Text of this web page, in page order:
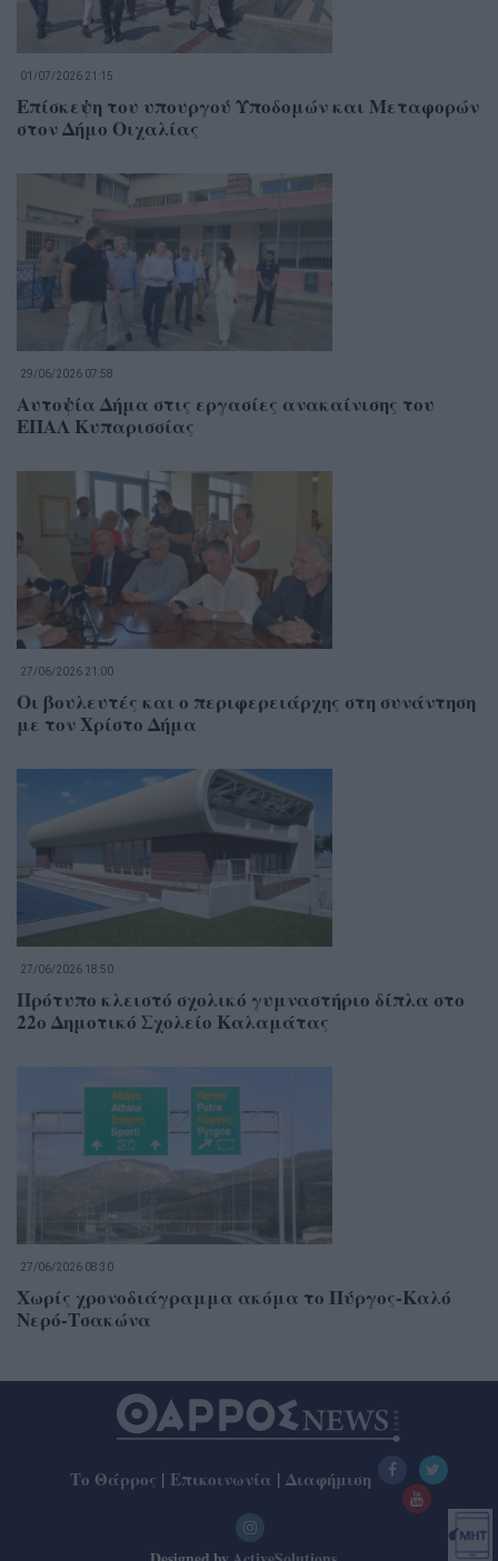
01/07/2026 21:15
Επίσκεψη του υπουργού Υποδομών και Μεταφορών
στον Δήμο Οιχαλίας
29/06/2026 07:58
Αυτοψία Δήμα στις εργασίες ανακαίνισης του
ΕΠΑΛ Κυπαρισσίας
27/06/2026 21:00
Οι βουλευτές και ο περιφερειάρχης στη συνάντηση
με τον Χρίστο Δήμα
27/06/2026 18:50
Πρότυπο κλειστό σχολικό γυμναστήριο δίπλα στο
22ο Δημοτικό Σχολείο Καλαμάτας
27/06/2026 08:30
Χωρίς χρονοδιάγραμμα ακόμα το Πύργος-Καλό
Νερό-Τσακώνα
Το Θάρρος | Επικοινωνία | Διαφήμιση